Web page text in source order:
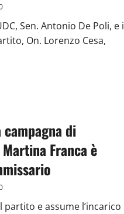
Sen. Antonio De Poli, e
On. Lorenzo Cesa,
di
Franca è
e assume l’incarico